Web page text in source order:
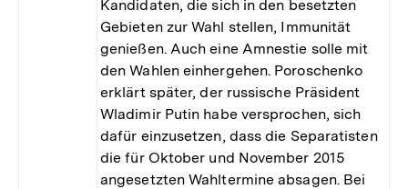
Kandidaten, die sich in den besetzten
Gebieten zur Wahl stellen, Immunität
genießen. Auch eine Amnestie solle mit
den Wahlen einhergehen. Poroschenko
erklärt später, der russische Präsident
Wladimir Putin habe versprochen, sich
dafür einzusetzen, dass die Separatisten
die für Oktober und November 2015
angesetzten Wahltermine absagen. Bei